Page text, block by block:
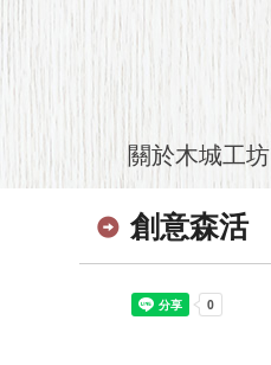
關於木城工坊
創意森活